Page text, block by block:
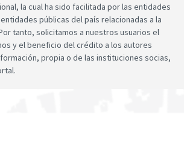
la cual ha sido facilitada por las entidades
públicas del país relacionadas a la
tanto, solicitamos a nuestros usuarios el
y el beneficio del crédito a los autores
propia o de las instituciones socias,